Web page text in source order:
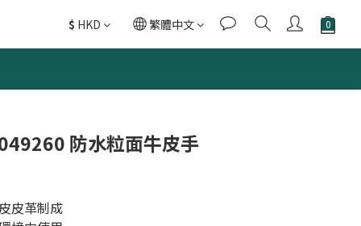
$ HKD 繁體中文
防水粒面牛皮手
皮革制成